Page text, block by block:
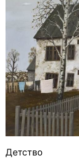
Детство